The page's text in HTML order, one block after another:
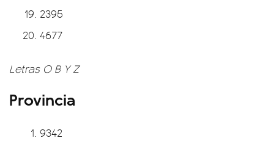
2395
4677
Letras O B Y Z
Provincia
9342